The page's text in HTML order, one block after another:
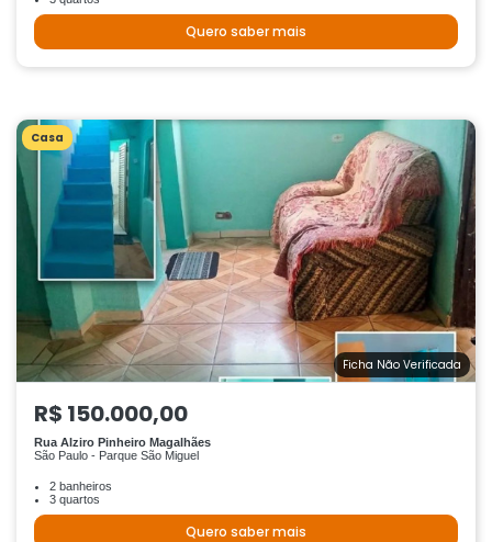
Quero saber mais
Casa
Ficha Não Verificada
R$ 150.000,00
Rua Alziro Pinheiro Magalhães
São Paulo - Parque São Miguel
2 banheiros
3 quartos
Quero saber mais